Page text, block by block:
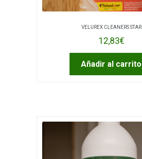
VELUREX CLEANERS STAR
12,83€
Añadir al carrito